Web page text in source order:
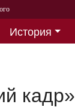
История
кадр»